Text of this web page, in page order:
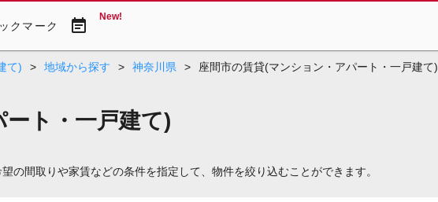
クマーク event_note New!
て) > 地域から探す > 神奈川県 > 座間市の賃貸(マンション・アパート・一戸建て)
ト・一戸建て)
の間取りや家賃などの条件を指定して、物件を絞り込むことができます。